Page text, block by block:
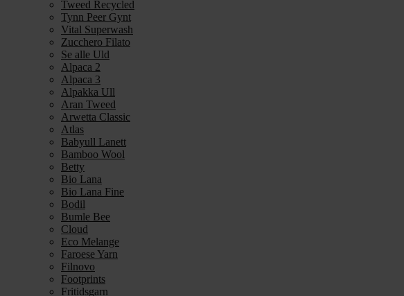
Tweed Recycled
Tynn Peer Gynt
Vital Superwash
Zucchero Filato
Se alle Uld
Alpaca 2
Alpaca 3
Alpakka Ull
Aran Tweed
Arwetta Classic
Atlas
Babyull Lanett
Bamboo Wool
Betty
Bio Lana
Bio Lana Fine
Bodil
Bumle Bee
Cloud
Eco Melange
Faroese Yarn
Filnovo
Footprints
Fritidsgarn